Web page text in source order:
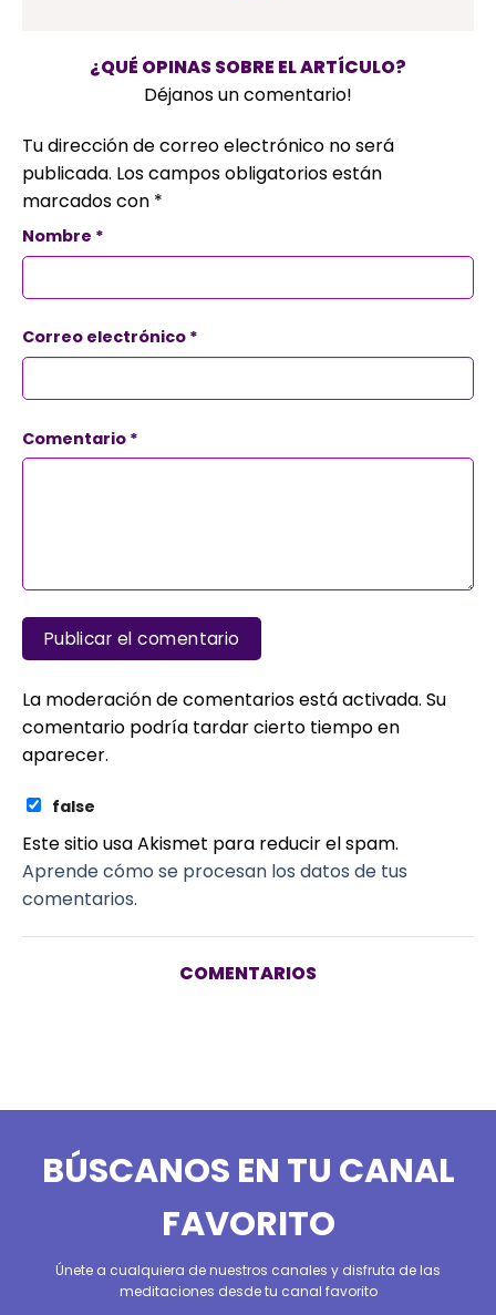
¿QUÉ OPINAS SOBRE EL ARTÍCULO?
Déjanos un comentario!
Tu dirección de correo electrónico no será
publicada. Los campos obligatorios están
marcados con *
Nombre *
Correo electrónico *
Comentario *
La moderación de comentarios está activada. Su
comentario podría tardar cierto tiempo en
aparecer.
false
Este sitio usa Akismet para reducir el spam.
Aprende cómo se procesan los datos de tus
comentarios.
COMENTARIOS
BÚSCANOS EN TU CANAL
FAVORITO
Únete a cualquiera de nuestros canales y disfruta de las
meditaciones desde tu canal favorito